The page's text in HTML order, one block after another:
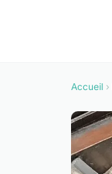
Accueil ›